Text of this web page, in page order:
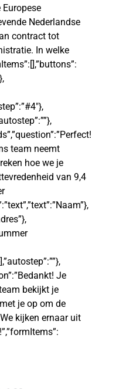
Nederlandse
contract tot
In welke
team neemt
hoe we je
van 9,4
Je
bekijkt je
je op om de
kijken ernaar uit